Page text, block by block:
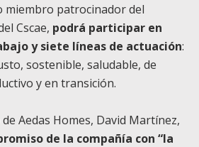
miembro patrocinador del
Cscae, podrá participar en
y siete líneas de actuación:
sostenible, saludable, de
y en transición.
Aedas Homes, David Martínez,
de la compañía con “la